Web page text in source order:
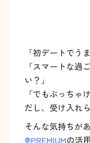
「初デートでう
「スマートな過
い？」
「でもぶっちゃ
だし、受け入れ
そんな気持ちが
®PREMIUMの活